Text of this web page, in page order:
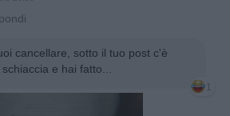
cancellare, sotto il tuo post c'è
e hai fatto...
1